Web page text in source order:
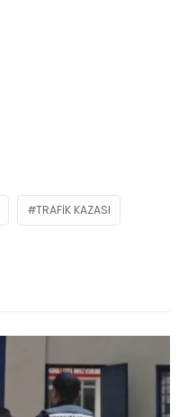
TRAFIK KAZASI